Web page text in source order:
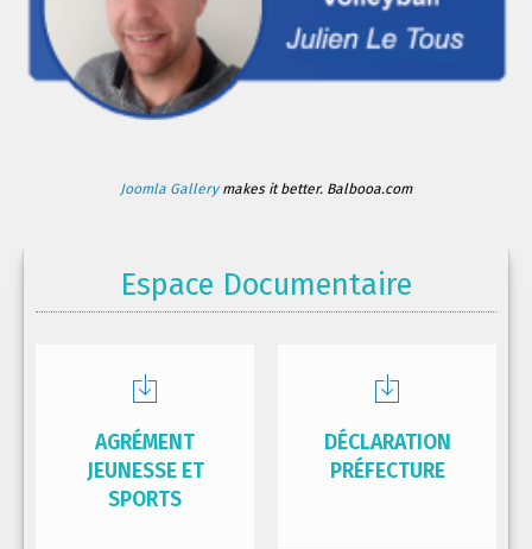
Joomla Gallerymakes it better. Balbooa.com
Espace Documentaire
AGRÉMENT
JEUNESSE ET
SPORTS
DÉCLARATION
PRÉFECTURE